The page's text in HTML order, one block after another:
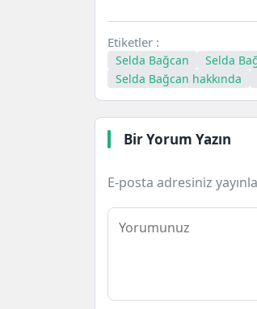
Etiketler :
Selda Bağcan Selda
Selda Bağcan hakkında
Bir Yorum Yazın
E-posta adresiniz